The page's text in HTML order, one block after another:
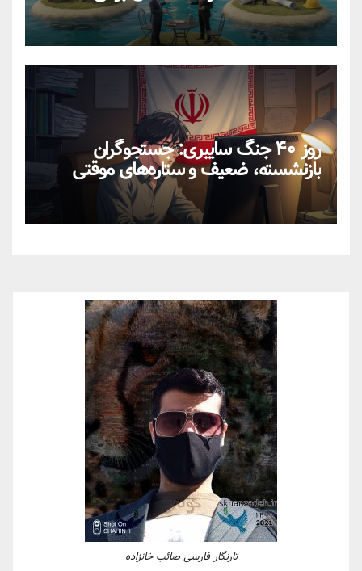
روز ۴۰ جنگ سایبری: جستجوگران
بازنشسته، ضعیف و ستاره‌های موقتی
ایران در بحران اینترنت!
تارنگار فارسی صائب خانزاده